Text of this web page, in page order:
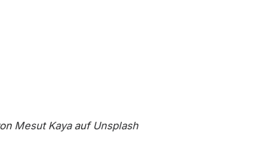
Mesut Kayaauf Unsplash